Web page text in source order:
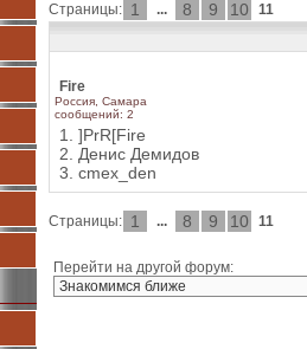
Страницы: 1 ... 8 9 10 11
Fire
Россия, Самара
сообщений: 2
1. ]PrR[Fire
2. Денис Демидов
3. cmex_den
Страницы: 1 ... 8 9 10 11
Перейти на другой форум: